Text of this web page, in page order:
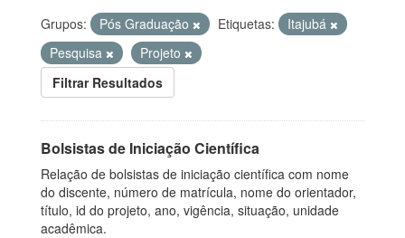
Grupos: Pós Graduação Etiquetas:
Itajubá
Pesquisa
Projeto
Filtrar Resultados
Bolsistas de Iniciação Científica
Relação de bolsistas de iniciação científica com nome
do discente, número de matrícula, nome do orientador,
título, id do projeto, ano, vigência, situação, unidade
acadêmica.